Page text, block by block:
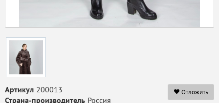
Отложить
Артикул 200013
Страна-производитель Россия